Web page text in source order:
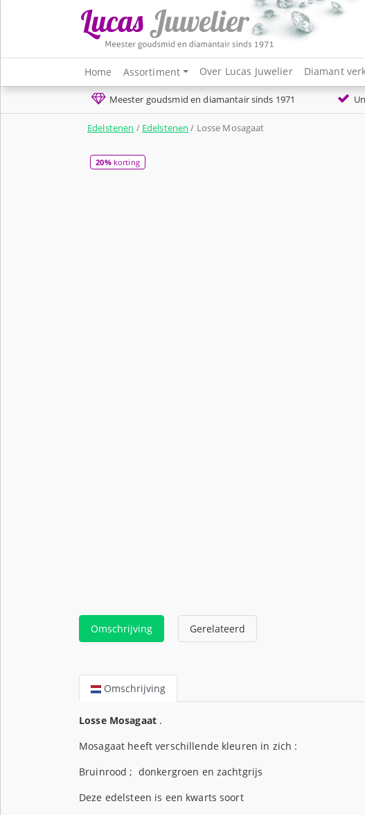
Home Assortiment Over Lucas Juwelier Diamant
Meester goudsmid en diamantair sinds 1971
Edelstenen / Edelstenen / Losse Mosagaat
20%korting
Omschrijving Gerelateerd
Omschrijving
Losse Mosagaat.
Mosagaat heeft verschillende kleuren in zich :
Bruinrood ; donkergroen en zachtgrijs
Deze edelsteen is een kwarts soort